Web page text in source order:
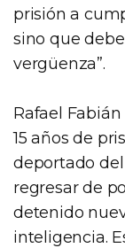
prisión a
sino que
vergüenza”.
Rafael
15 años de
deportado
regresar de
detenido
inteligencia.